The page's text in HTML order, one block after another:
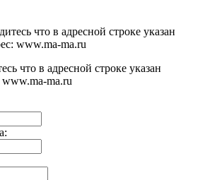
что в адресной строке указан
www.ma-ma.ru
что в адресной строке указан
ma.ru